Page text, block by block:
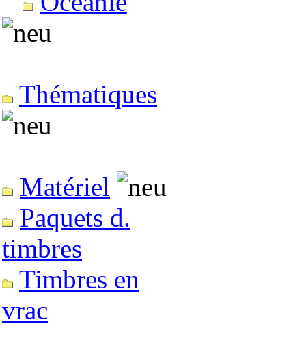
Thématiques
Matériel
Paquets d.
timbres
Timbres en
vrac